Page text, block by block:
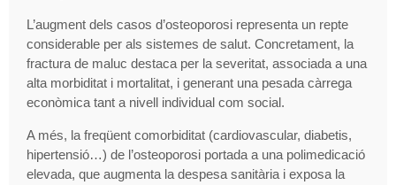
L’augment dels casos d’osteoporosi representa un repte
considerable per als sistemes de salut. Concretament, la
fractura de maluc destaca per la severitat, associada a una
alta morbiditat i mortalitat, i generant una pesada càrrega
econòmica tant a nivell individual com social.
A més, la freqüent comorbiditat (cardiovascular, diabetis,
hipertensió…) de l’osteoporosi portada a una polimedicació
elevada, que augmenta la despesa sanitària i exposa la